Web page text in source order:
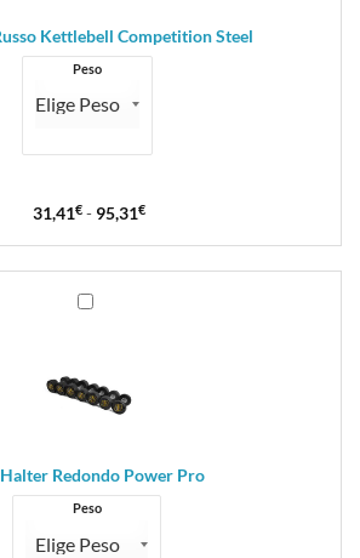
Kettlebell Competition Steel
Peso
31,41€ - 95,31€
Halter Redondo Power Pro
Peso